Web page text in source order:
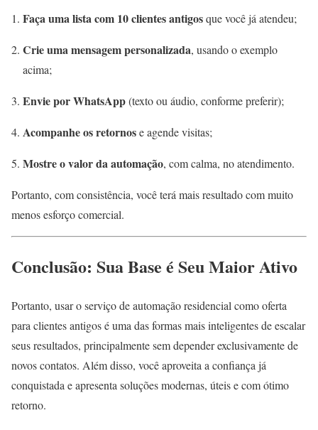
Faça uma lista com 10 clientes antigosque você já atendeu;
Crie uma mensagem personalizada, usando o exemplo
acima;
Envie por WhatsApp(texto ou áudio, conforme preferir);
Acompanhe os retornose agende visitas;
Mostre o valor da automação, com calma, no atendimento.
Portanto, com consistência, você terá mais resultado com muito
menos esforço comercial.
Conclusão: Sua Base é Seu Maior Ativo
Portanto, usar o serviço de automação residencial como oferta
para clientes antigos é uma das formas mais inteligentes de escalar
seus resultados, principalmente sem depender exclusivamente de
novos contatos. Além disso, você aproveita a confiança já
conquistada e apresenta soluções modernas, úteis e com ótimo
retorno.